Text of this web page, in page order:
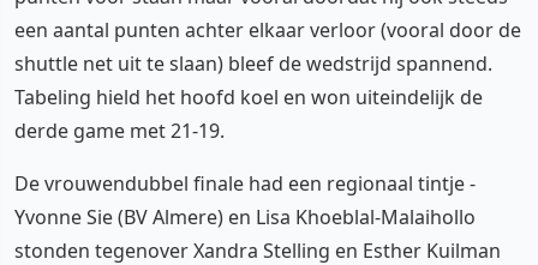
een aantal punten achter elkaar verloor (vooral door de
shuttle net uit te slaan) bleef de wedstrijd spannend.
Tabeling hield het hoofd koel en won uiteindelijk de
derde game met 21-19.
De vrouwendubbel finale had een regionaal tintje -
Yvonne Sie (BV Almere) en Lisa Khoeblal-Malaihollo
stonden tegenover Xandra Stelling en Esther Kuilman